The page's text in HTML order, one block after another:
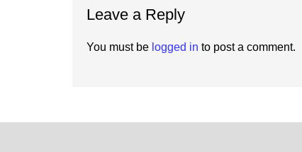
Interactions
Leave a Reply
You must be logged in to post a comment.